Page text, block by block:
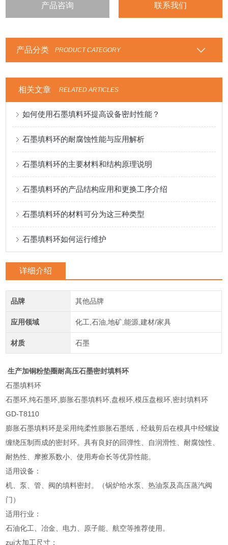
产品咨询 联系我们
产品分类 PRODUCT CATEGORY
相关文章 RELATED ARTICLES
如何使用石墨填料环提高设备密封性能？
石墨填料环的耐腐蚀性能与应用解析
石墨填料环的主要材料和结构原理说明
石墨填料环的产品结构应用和更换工序介绍
石墨填料环的材料可分为这三种类型
石墨填料环如何运行维护
详细介绍
品牌 其他品牌
应用领域 化工,石油,地矿,能源,建材/家具
材质 石墨
生产加铜粉垫圈耐高压石墨密封填料环
石墨填料环
石墨环,纯石墨环,膨胀石墨填料环,盘根环,模压盘根环,密封填料环
GD-T8110
膨胀石墨填料环是采用纯柔性膨胀石墨纸，经栽剪后在模具中经螺旋
缠绕压制而成的密封环。具有良好的回弹性、自润滑性、耐腐蚀性、
耐热性、摩擦系数小、使用寿命长等优异性能。
适用设备：
机、泵、管、阀的填料密封。（锅炉给水泵、热油泵及高压蒸汽阀
门）
适用行业：
石油化工、冶金、电力、原子能、航空等推荐使用。
zui大加工尺寸：